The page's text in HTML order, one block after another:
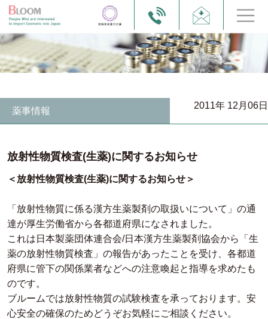
薬事情報
2011年 12月06日
放射性物質検査(生薬)に関するお知らせ
＜放射性物質検査(生薬)に関するお知らせ＞
「放射性物質に係る漢方生薬製剤の取扱いについて」の通
達が厚生労働省から各都道府県になされました。
これは日本製薬団体連合会/日本漢方生薬製剤協会から「生
薬の放射性物質検査」の報告があったことを受け、各都道
府県に管下の関係業者などへの注意喚起と指導を求めたも
のです。
ブルームでは放射性物質の試験検査を承っております。安
心安全の確保のためどうぞお気軽にご相談ください。